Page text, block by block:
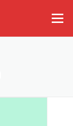
メニ